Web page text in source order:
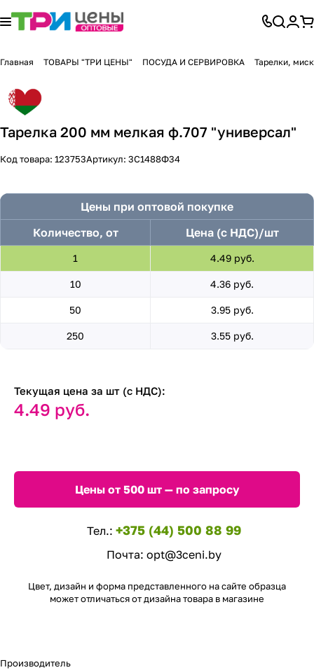
Главная ТОВАРЫ "ТРИ ЦЕНЫ" ПОСУДА И СЕРВИРОВКА Тарелки,
Тарелка 200 мм мелкая ф.707 "универсал"
Код товара: 123753Артикул: 3С1488Ф34
Цены при оптовой покупке
Количество, от
Цена (с НДС)/шт
1 4.49 руб.
10 4.36 руб.
50 3.95 руб.
250 3.55 руб.
Текущая цена за шт (с НДС):
4.49 руб.
Цены от 500 шт — по запросу
Тел.: +375 (44) 500 88 99
Почта: opt@3ceni.by
Цвет, дизайн и форма представленного на сайте образца
может отличаться от дизайна товара в магазине
Производитель